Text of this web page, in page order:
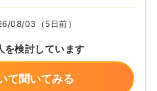
08/03（5日前）
を検討しています
て聞いてみる